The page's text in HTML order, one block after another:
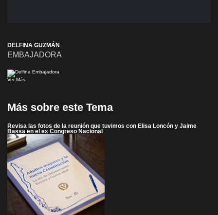
DELFINA GUZMÁN
EMBAJADORA
Ver Más
Más sobre este Tema
Revisa las fotos de la reunión que tuvimos con Elisa Loncón y Jaime
Bassa en el ex Congreso Nacional